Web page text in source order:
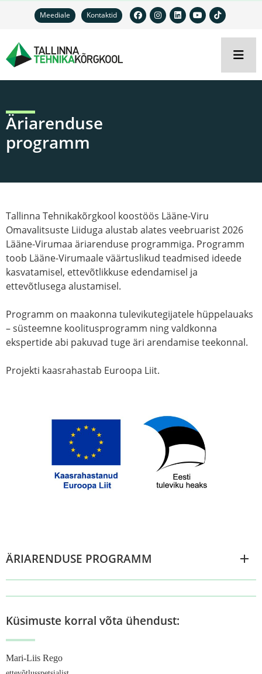
Meediale Kontaktid
Äriarenduse
programm
Tallinna Tehnikakõrgkool koostöös Lääne-Viru
Omavalitsuste Liiduga alustab alates veebruarist 2026
Lääne-Virumaa äriarenduse programmiga. Programm
toob Lääne-Virumaale väärtuslikud teadmised ideede
kasvatamisel, ettevõtlikkuse edendamisel ja
ettevõtlusega alustamisel.
Programm on maakonna tulevikutegijatele hüppelauaks
– süsteemne koolitusprogramm ning valdkonna
ekspertide abi pakuvad tuge äri arendamise teekonnal.
Projekti kaasrahastab Euroopa Liit.
ÄRIARENDUSE PROGRAMM
Küsimuste korral võta ühendust:
Mari-Liis Rego